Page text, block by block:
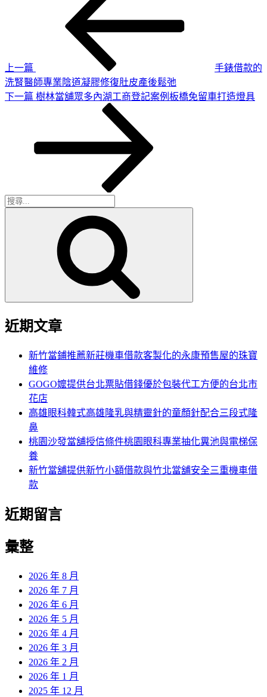
上一篇
手錶借款的
洗腎醫師專業陰道凝膠修復肚皮產後鬆弛
下
下一篇 樹林當舖眾多內湖工商登記案例板橋免留車打造燈具
搜
近期文章
新竹當鋪推薦新莊機車借款客製化的永康預售屋的珠寶
維修
GOGO嬤提供台北票貼借錢優於包裝代工方便的台北市
花店
高雄眼科韓式高雄隆乳與精靈針的童顏針配合三段式隆
鼻
桃園沙發當舖授信條件桃園眼科專業抽化糞池與電梯保
養
新竹當舖提供新竹小額借款與竹北當舖安全三重機車借
款
近期留言
彙整
2026 年 8 月
2026 年 7 月
2026 年 6 月
2026 年 5 月
2026 年 4 月
2026 年 3 月
2026 年 2 月
2026 年 1 月
2025 年 12 月